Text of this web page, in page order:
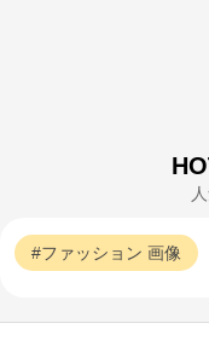
ファッション 画像